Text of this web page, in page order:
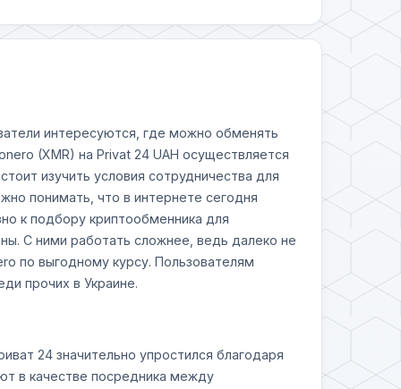
интересуются, где можно обменять
(XMR) на Privat 24 UAH осуществляется
изучить условия сотрудничества для
понимать, что в интернете сегодня
к подбору криптообменника для
С ними работать сложнее, ведь далеко не
по выгодному курсу. Пользователям
прочих в Украине.
24 значительно упростился благодаря
в качестве посредника между